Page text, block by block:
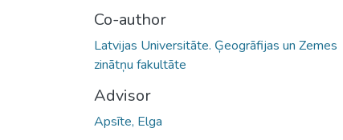
Co-author
Latvijas Universitāte. Ģeogrāfijas un Zemes
zinātņu fakultāte
Advisor
Apsīte, Elga